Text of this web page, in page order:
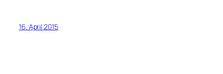
16. April 2015